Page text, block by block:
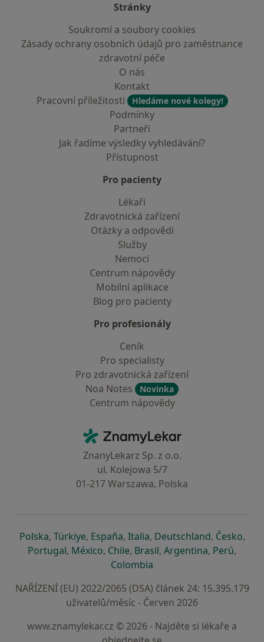
Stránky
Soukromí a soubory cookies
Zásady ochrany osobních údajů pro zaměstnance
zdravotní péče
O nás
Kontakt
Pracovní příležitosti
Hledáme nové kolegy!
Podmínky
Partneři
Jak řadíme výsledky vyhledávání?
Přístupnost
Pro pacienty
Lékaři
Zdravotnická zařízení
Otázky a odpovědi
Služby
Nemoci
Centrum nápovědy
Mobilní aplikace
Blog pro pacienty
Pro profesionály
Ceník
Pro specialisty
Pro zdravotnická zařízení
Noa Notes
Novinka
Centrum nápovědy
ZnamyLekar - Hlavní stránka
ZnanyLekarz Sp. z o.o.
ul. Kolejowa 5/7
01-217 Warszawa, Polska
Polskase otevře v nové záložce
, Türkiyese otevře v nové záložce
, Españase otevře v nové záložce
, Italiase otevře v nové záložce
, Deutschlandse otevře v
, Českose
,
Portugalse otevře v nové záložce
, Méxicose otevře v nové záložce
, Chilese otevře v nové záložce
, Brasilse otevře v nové
, Argentinase otevře v
, Perúse
,
Colombia
NAŘÍZENÍ (EU) 2022/2065 (DSA) článek 24: 15.395.179
uživatelů/měsíc - Červen 2026
www.znamylekar.cz © 2026 - Najděte si lékaře a